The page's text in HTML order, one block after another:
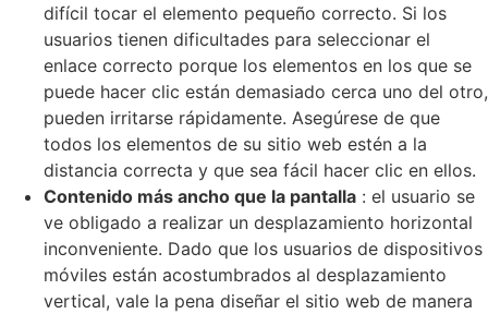
difícil tocar el elemento pequeño correcto. Si los
usuarios tienen dificultades para seleccionar el
enlace correcto porque los elementos en los que se
puede hacer clic están demasiado cerca uno del otro,
pueden irritarse rápidamente. Asegúrese de que
todos los elementos de su sitio web estén a la
distancia correcta y que sea fácil hacer clic en ellos.
Contenido más ancho que la pantalla : el usuario se
ve obligado a realizar un desplazamiento horizontal
inconveniente. Dado que los usuarios de dispositivos
móviles están acostumbrados al desplazamiento
vertical, vale la pena diseñar el sitio web de manera